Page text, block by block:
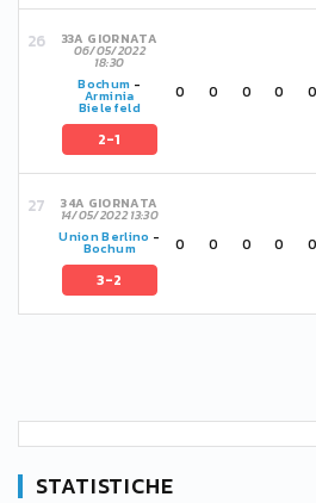
33A GIORNATA
06/05/2022
18:30
Bochum -
Arminia
Bielefeld
2-1
0 0 0 0 0
34A GIORNATA
14/05/2022 13:30
Union Berlino -
Bochum
3-2
0 0 0 0 0
STATISTICHE